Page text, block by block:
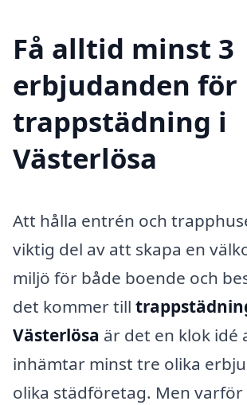
Få alltid minst 3
erbjudanden för
trappstädning i
Västerlösa
Att hålla entrén och
viktig del av att skapa en
miljö för både boende och
det kommer till
Västerlösa är det en klok idé
inhämtar minst tre olika
olika städföretag. Men varför